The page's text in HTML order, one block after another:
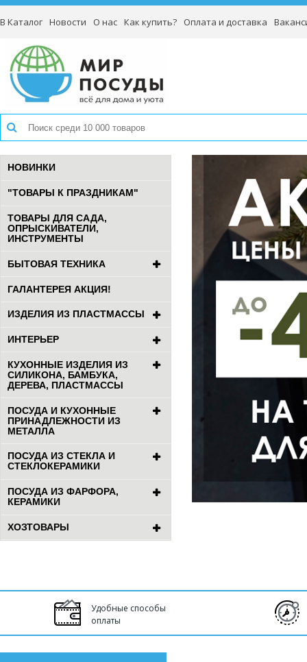
В Каталог Новости О нас Как купить? Оплата и доставка
НОВИНКИ
"ТОВАРЫ К ПРАЗДНИКАМ"
ТОВАРЫ ДЛЯ САДА,
ОПРЫСКИВАТЕЛИ,
ИНСТРУМЕНТЫ
БЫТОВАЯ ТЕХНИКА
ГАЛАНТЕРЕЯ АКЦИЯ!
ИЗДЕЛИЯ ИЗ ПЛАСТМАССЫ
ИНТЕРЬЕР
КУХОННЫЕ ИЗДЕЛИЯ ИЗ
СИЛИКОНА, БАМБУКА,
ДЕРЕВА, ПЛАСТМАССЫ
ПОСУДА И КУХОННЫЕ
ПРИНАДЛЕЖНОСТИ ИЗ
МЕТАЛЛА
ПОСУДА ИЗ СТЕКЛА И
СТЕКЛОКЕРАМИКИ
ПОСУДА ИЗ ФАРФОРА,
КЕРАМИКИ
ХОЗТОВАРЫ
Удобные способы
оплаты